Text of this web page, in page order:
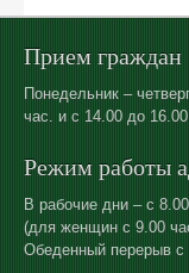
Прием граждан
Понедельник –
час. и с 14.00 до 16.00
Режим работы
В рабочие дни – с
(для женщин с 9.00
Обеденный перерыв с